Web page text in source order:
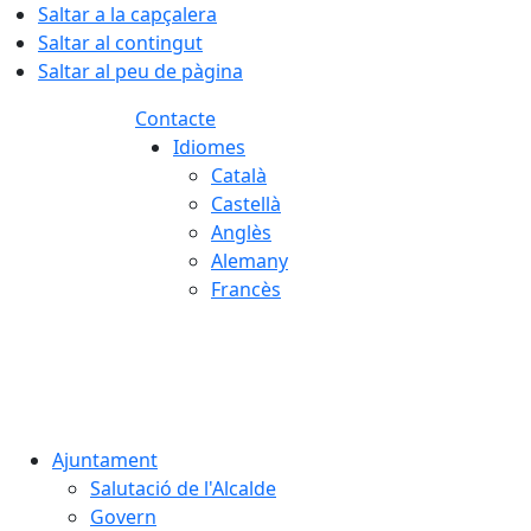
Saltar a la capçalera
Saltar al contingut
Saltar al peu de pàgina
Contacte
Idiomes
Català
Castellà
Anglès
Alemany
Francès
Ajuntament
Salutació de l'Alcalde
Govern